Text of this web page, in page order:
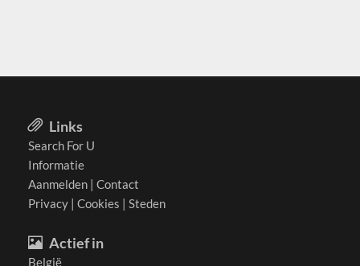
Links
Search For U
Informatie
Aanmelden | Contact
Privacy | Cookies | Steden
Actief in
België